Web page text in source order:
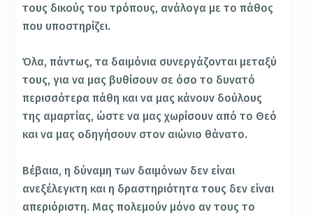
τους δικούς του τρόπους, ανάλογα με το πάθος
που υποστηρίζει.
Όλα, πάντως, τα δαιμόνια συνεργάζονται μεταξύ
τους, για να μας βυθίσουν σε όσο το δυνατό
περισσότερα πάθη και να μας κάνουν δούλους
της αμαρτίας, ώστε να μας χωρίσουν από το Θεό
και να μας οδηγήσουν στον αιώνιο θάνατο.
Βέβαια, η δύναμη των δαιμόνων δεν είναι
ανεξέλεγκτη και η δραστηριότητα τους δεν είναι
απεριόριστη. Μας πολεμούν μόνο αν τους το